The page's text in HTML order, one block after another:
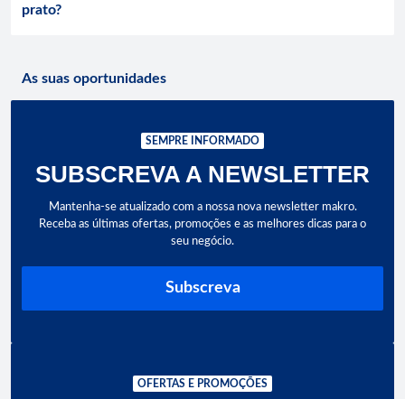
prato?
As suas oportunidades
SEMPRE INFORMADO
SUBSCREVA A NEWSLETTER
Mantenha-se atualizado com a nossa nova newsletter makro.
Receba as últimas ofertas, promoções e as melhores dicas para o
seu negócio.
Subscreva
OFERTAS E PROMOÇÕES